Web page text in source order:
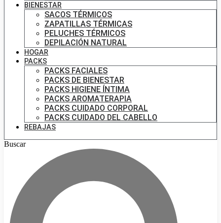
BIENESTAR
SACOS TÉRMICOS
ZAPATILLAS TÉRMICAS
PELUCHES TÉRMICOS
DEPILACIÓN NATURAL
HOGAR
PACKS
PACKS FACIALES
PACKS DE BIENESTAR
PACKS HIGIENE ÍNTIMA
PACKS AROMATERAPIA
PACKS CUIDADO CORPORAL
PACKS CUIDADO DEL CABELLO
REBAJAS
Buscar